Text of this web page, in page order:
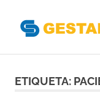
Gestoras
ETIQUETA: